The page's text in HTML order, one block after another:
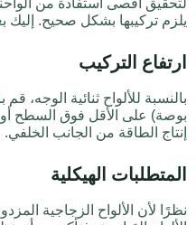
يلزم تركيبها بشكل صحيح. إليك
ارتفاع التركيب
بوصة) على الأقل فوق السطح
إنتاج الطاقة من الجانب الخلفي.
المتطلبات الهيكلية